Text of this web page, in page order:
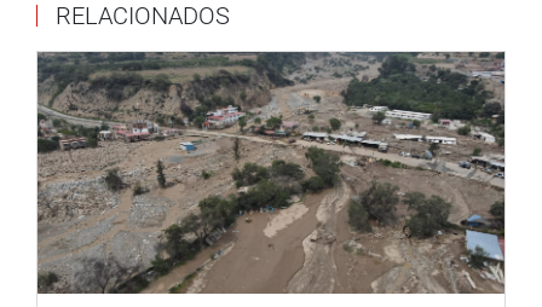
de APP.
Puso como ejemplo que el país tiene aproximadamente
37 mil 492 escuelas multigrados o unidocentes, que
imparten clases a decenas de niños y jóvenes.“Después
nos quejamos de los últimos puestos que ocupamos en
la prueba Pisa”,refirió.
“Las escuelas deben contar, no solo con una adecuada
infraestructura o equipamiento, sino también, deben tener
maestros bien formados, con condiciones técnicas y
RELACIONADOS